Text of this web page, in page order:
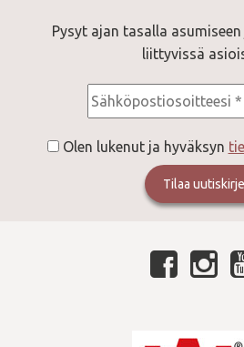
Pysyt ajan tasalla
liittyvissä
Consent *
Olen lukenut ja hyväksyn